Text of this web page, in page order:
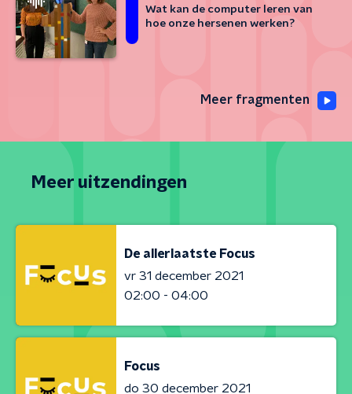
Wat kan de computer leren van
hoe onze hersenen werken?
Meer fragmenten
Meer uitzendingen
De allerlaatste Focus
vr 31 december 2021
02:00 - 04:00
Focus
do 30 december 2021